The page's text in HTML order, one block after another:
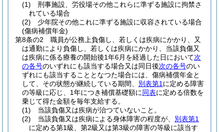
(1)
刑事施設、労役場その他これらに準ずる施設に拘禁さ
れている場合
(2)
少年院その他これに準ずる施設に収容されている場合
(傷病補償年金)
第8条の2
職員が公務上負傷し、若しくは疾病にかかり、又
は通勤により負傷し、若しくは疾病にかかり、当該負傷又
は疾病に係る療養の開始後1年6月を経過した日において次
の各号のいずれにも該当する場合又は同日後次の各号のい
ずれにも該当することとなつた場合には、傷病補償年金と
して、その状態が継続している期間、 別表第1 に定める障害
の等級に応じ、1年につき補償基礎額に同表に定める倍数を
乗じて得た金額を毎年支給する。
(1)
当該負傷又は疾病が治つていないこと。
(2)
当該負傷又は疾病による身体障害の程度が、 別表第1
に定める第1級、第2級又は第3級の障害の等級に該当す